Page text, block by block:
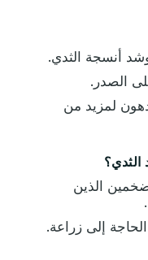
وشد أنسجة الثدي.
الصدر.
لمزيد من
الذين
إلى زراعة.